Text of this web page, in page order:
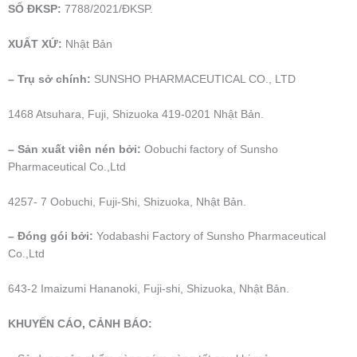
SỐ ĐKSP: 7788/2021/ĐKSP.
XUẤT XỨ: Nhật Bản
– Trụ sở chính: SUNSHO PHARMACEUTICAL CO., LTD
1468 Atsuhara, Fuji, Shizuoka 419-0201 Nhật Bản.
– Sản xuất viên nén bởi: Oobuchi factory of Sunsho
Pharmaceutical Co.,Ltd
4257- 7 Oobuchi, Fuji-Shi, Shizuoka, Nhật Bản.
– Đóng gói bởi: Yodabashi Factory of Sunsho Pharmaceutical
Co.,Ltd
643-2 Imaizumi Hananoki, Fuji-shi, Shizuoka, Nhật Bản.
KHUYẾN CÁO, CẢNH BÁO: